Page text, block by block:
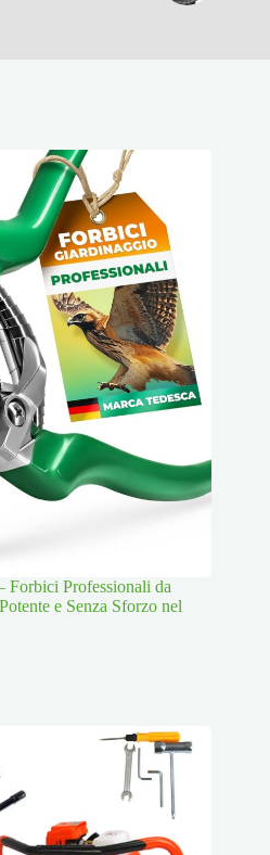
Professionali da
e Senza Sforzo nel